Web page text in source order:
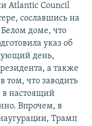
Atlantic Council
сославшись на
доме, что
указ об
день,
а также
том, что заводить
в настоящий
Впрочем, в
Трамп